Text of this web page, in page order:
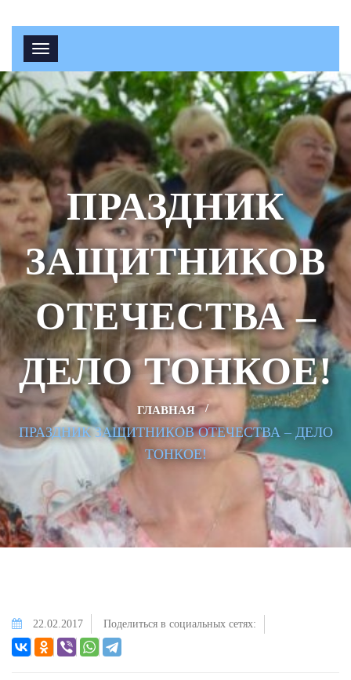
ПРАЗДНИК
ЗАЩИТНИКОВ
ОТЕЧЕСТВА –
ДЕЛО ТОНКОЕ!
ГЛАВНАЯ
ПРАЗДНИК ЗАЩИТНИКОВ ОТЕЧЕСТВА – ДЕЛО
ТОНКОЕ!
22.02.2017 Поделиться в социальных сетях: